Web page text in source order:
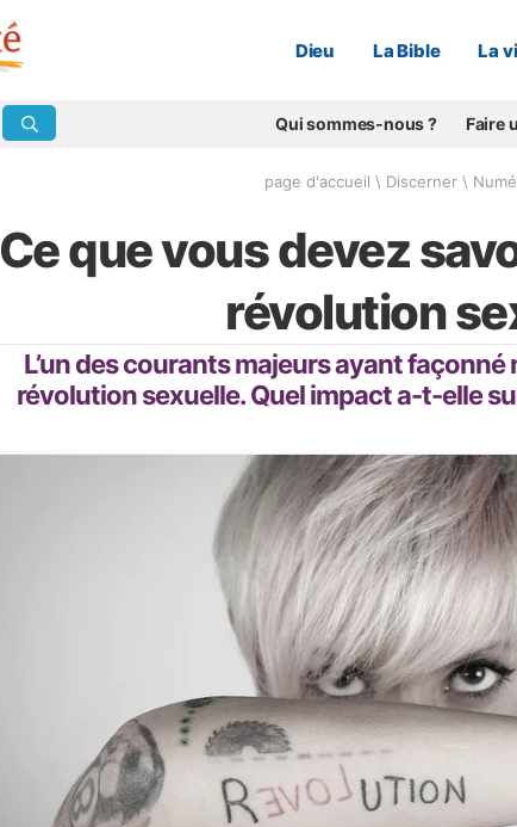
Dieu La Bible La
Qui sommes-nous ? Faire
page d'accueil \ Discerner\
Ce que vous devez
révolution
L’un des courants majeurs ayant
révolution sexuelle. Quel impact a-t-elle